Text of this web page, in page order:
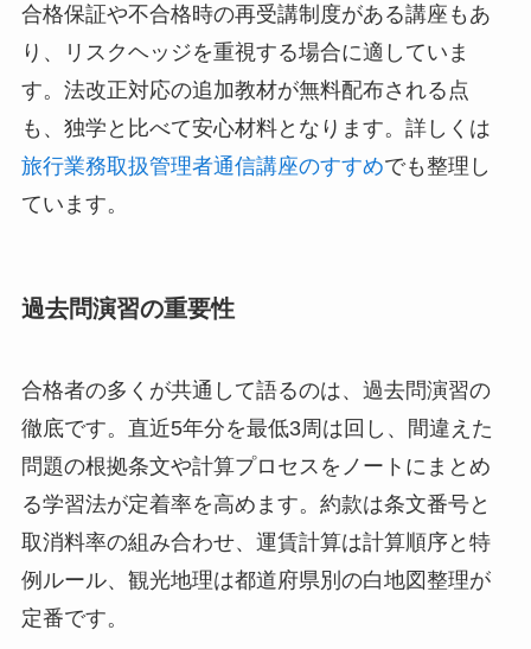
合格保証や不合格時の再受講制度がある講座もあ
り、リスクヘッジを重視する場合に適していま
す。法改正対応の追加教材が無料配布される点
も、独学と比べて安心材料となります。詳しくは
旅行業務取扱管理者通信講座のすすめでも整理し
ています。
過去問演習の重要性
合格者の多くが共通して語るのは、過去問演習の
徹底です。直近5年分を最低3周は回し、間違えた
問題の根拠条文や計算プロセスをノートにまとめ
る学習法が定着率を高めます。約款は条文番号と
取消料率の組み合わせ、運賃計算は計算順序と特
例ルール、観光地理は都道府県別の白地図整理が
定番です。